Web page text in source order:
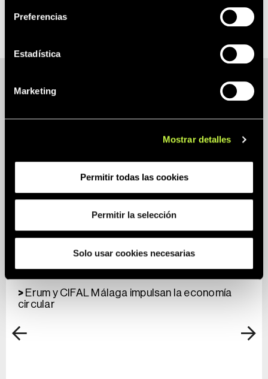
Preferencias
Estadística
Marketing
Mostrar detalles
Permitir todas las cookies
Permitir la selección
Solo usar cookies necesarias
Erum y CIFAL Málaga impulsan la economía
circular